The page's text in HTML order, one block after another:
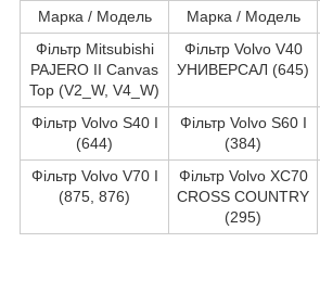
Марка / Модель Марка / Модель
Фільтр Mitsubishi
PAJERO II Canvas
Top (V2_W, V4_W)
Фільтр Volvo V40
УНИВЕРСАЛ (645)
Фільтр Volvo S40 I
(644)
Фільтр Volvo S60 I
(384)
Фільтр Volvo V70 I
(875, 876)
Фільтр Volvo XC70
CROSS COUNTRY
(295)